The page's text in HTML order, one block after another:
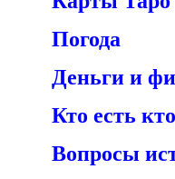
Погода
Деньги и
Кто есть
Вопросы